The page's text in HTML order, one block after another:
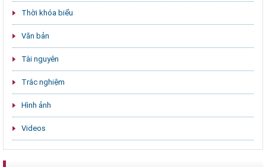
Thời khóa biểu
Văn bản
Tài nguyên
Trắc nghiệm
Hình ảnh
Videos